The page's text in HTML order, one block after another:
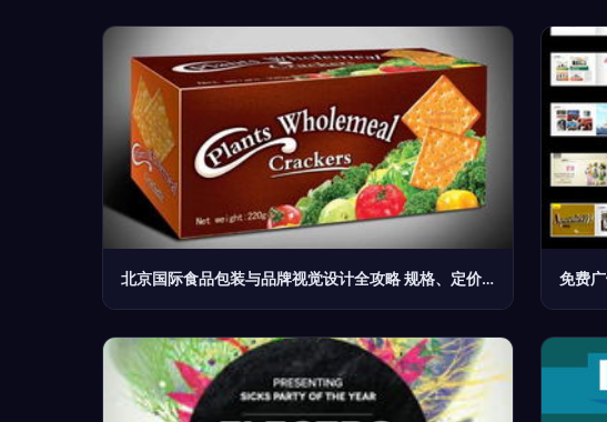
北京国际食品包装与品牌视觉设计全攻略 规格、定价与行业趋势前瞻